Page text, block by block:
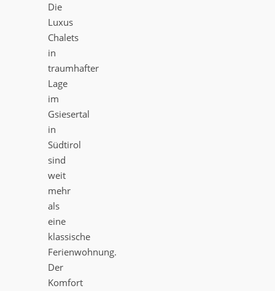
Die
Luxus
Chalets
in
traumhafter
Lage
im
Gsiesertal
in
Südtirol
sind
weit
mehr
als
eine
klassische
Ferienwohnung.
Der
Komfort